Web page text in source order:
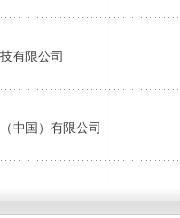
有限公司
中国）有限公司